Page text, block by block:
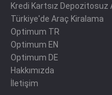
Kredi Kartsız Depozitosuz
Türkiye'de Araç Kiralama
Optimum TR
Optimum EN
Optimum DE
Hakkımızda
İletişim